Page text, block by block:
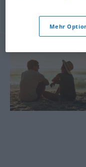
© Thesauro italiano
Mehr